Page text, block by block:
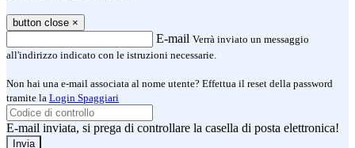
button close ×
E-mail Verrà inviato un messaggio
all'indirizzo indicato con le istruzioni necessarie.
Non hai una e-mail associata al nome utente? Effettua il reset della password
tramite la Login Spaggiari
E-mail inviata, si prega di controllare la casella di posta elettronica!